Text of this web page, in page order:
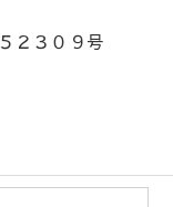
２３０９号